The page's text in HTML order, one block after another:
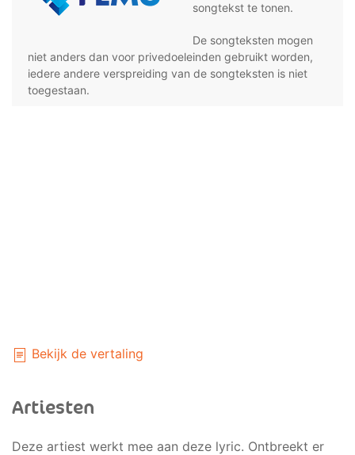
songtekst te tonen.
De songteksten mogen
niet anders dan voor privedoeleinden gebruikt worden,
iedere andere verspreiding van de songteksten is niet
toegestaan.
Bekijk de vertaling
Artiesten
Deze artiest werkt mee aan deze lyric. Ontbreekt er